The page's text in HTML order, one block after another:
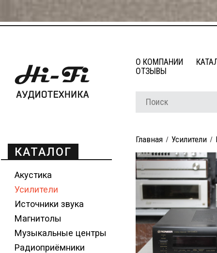
О КОМПАНИИ
ОТЗЫВЫ
КАТАЛОГ
Акустика
Усилители
Источники звука
Магнитолы
Музыкальные центры
Радиоприёмники
Главная Усилители